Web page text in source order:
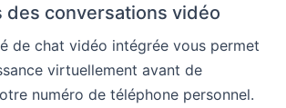
des conversations vidéo
de chat vidéo intégrée vous permet
virtuellement avant de
numéro de téléphone personnel.